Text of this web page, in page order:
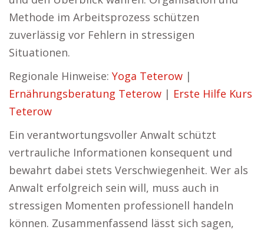
Methode im Arbeitsprozess schützen
zuverlässig vor Fehlern in stressigen
Situationen.
Regionale Hinweise: Yoga Teterow |
Ernährungsberatung Teterow | Erste Hilfe Kurs
Teterow
Ein verantwortungsvoller Anwalt schützt
vertrauliche Informationen konsequent und
bewahrt dabei stets Verschwiegenheit. Wer als
Anwalt erfolgreich sein will, muss auch in
stressigen Momenten professionell handeln
können. Zusammenfassend lässt sich sagen,